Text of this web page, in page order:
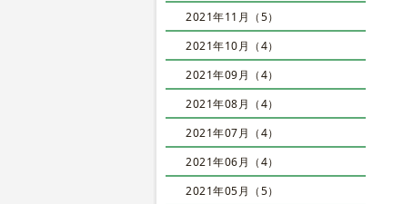
2021年11月（5）
2021年10月（4）
2021年09月（4）
2021年08月（4）
2021年07月（4）
2021年06月（4）
2021年05月（5）